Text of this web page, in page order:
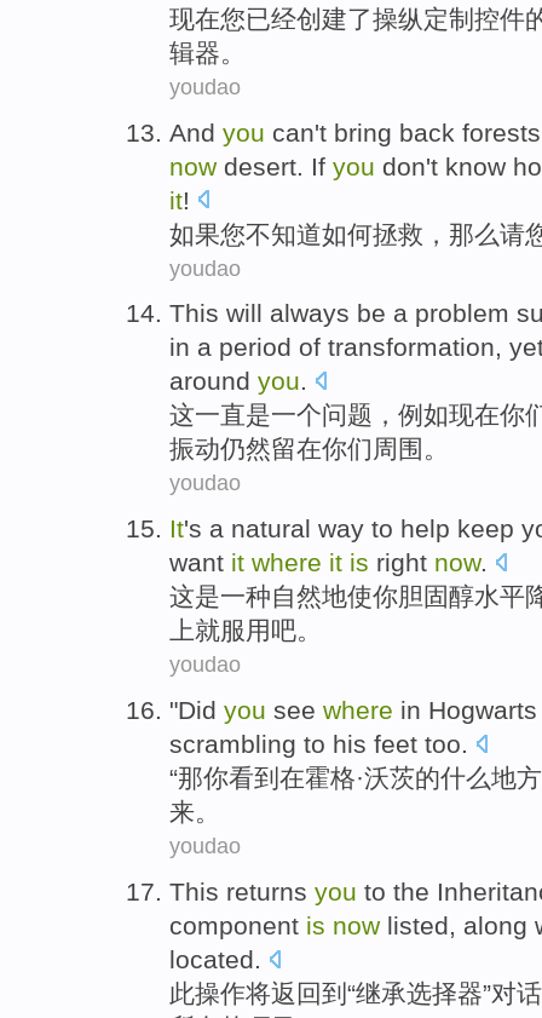
现在您已经创建了操纵定制 控件
辑器。
youdao
And you can't bring back
now desert. If you don't know
it!
如果您不知道如何拯救， 那么请
youdao
This will always be a problem
in a period of transformation,
around you.
这一直是一个问题 ， 例如现在你
振动仍然留在你们周围 。
youdao
It's a natural way to help keep
want it where it is right now.
这是一种自然地使你胆固醇水平
上就服用吧。
youdao
"Did you see where in Hogwarts
scrambling to his feet too.
“那你看到 在霍格·沃茨的什么地方
来。
youdao
This returns you to the
component is now listed, along
located.
此操作将返回到 “继承选择器”对话